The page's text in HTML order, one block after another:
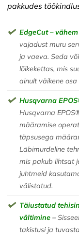
pakkudes
EdgeCut –
vajadust muru
ja vaeva. Seda
lõikekettas, mis
ainult väikene
Husqvarna
Husqvarna
määramise
täpsusega
Läbimurdeline
mis pakub lihtsat
juhtmeid
välistatud.
Täiustatud
vältimine –
takistusi ja